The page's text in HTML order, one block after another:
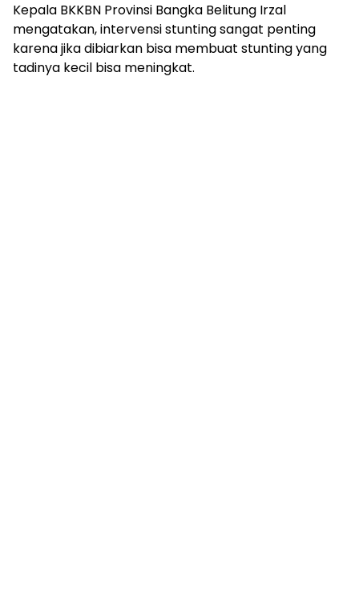
Kepala BKKBN Provinsi Bangka Belitung Irzal
mengatakan, intervensi stunting sangat penting
karena jika dibiarkan bisa membuat stunting yang
tadinya kecil bisa meningkat.